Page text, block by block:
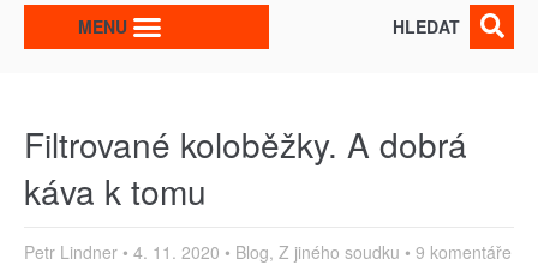
Filtrované koloběžky. A dobrá
káva k tomu
Petr Lindner • 4. 11. 2020 • Blog, Z jiného soudku • 9 komentáře